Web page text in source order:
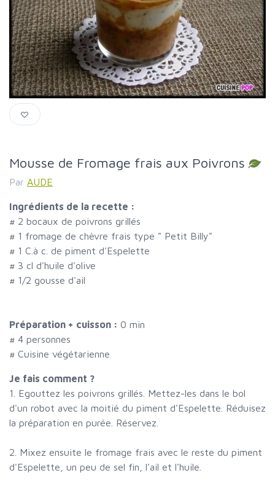
Mousse de Fromage frais aux Poivrons
Par AUDE
Ingrédients de la recette :
# 2 bocaux de poivrons grillés
# 1 fromage de chèvre frais type " Petit Billy"
# 1 C.à c. de piment d'Espelette
# 3 cl d'huile d'olive
# 1/2 gousse d'ail
Préparation + cuisson : 0 min
# 4 personnes
# Cuisine végétarienne
Je fais comment ?
1. Egouttez les poivrons grillés. Mettez-les dans le bol
d'un robot avec la moitié du piment d'Espelette. Réduisez
la préparation en purée. Réservez.
2. Mixez ensuite le fromage frais avec le reste du piment
d'Espelette, un peu de sel fin, l'ail et l'huile.